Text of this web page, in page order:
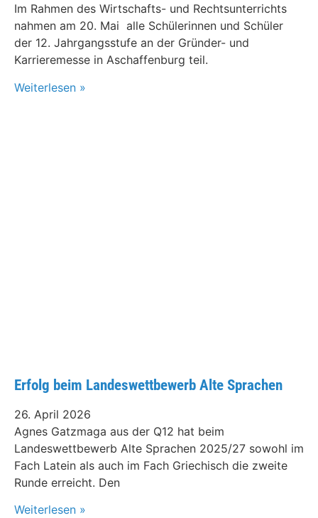
Im Rahmen des Wirtschafts- und Rechtsunterrichts
nahmen am 20. Mai alle Schülerinnen und Schüler
der 12. Jahrgangsstufe an der Gründer- und
Karrieremesse in Aschaffenburg teil.
Weiterlesen »
Erfolg beim Landeswettbewerb Alte Sprachen
26. April 2026
Agnes Gatzmaga aus der Q12 hat beim
Landeswettbewerb Alte Sprachen 2025/27 sowohl im
Fach Latein als auch im Fach Griechisch die zweite
Runde erreicht. Den
Weiterlesen »